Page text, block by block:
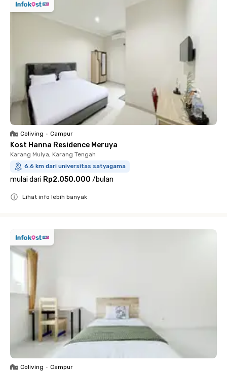
Coliving • Campur
Kost Hanna Residence Meruya
Karang Mulya, Karang Tengah
6.6 km dari universitas satyagama
mulai dari Rp2.050.000 /bulan
Lihat info lebih banyak
Coliving • Campur